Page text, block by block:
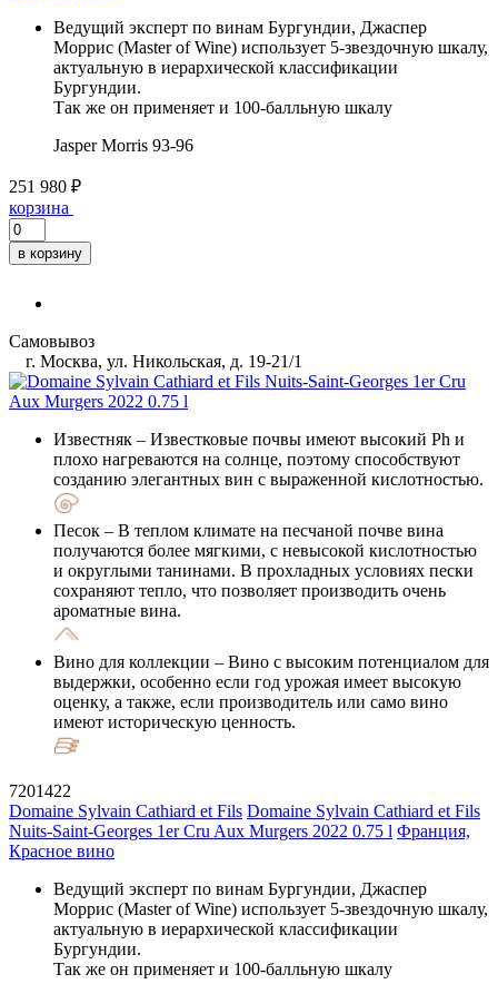
Ведущий эксперт по винам Бургундии, Джаспер
Моррис (Master of Wine) использует 5-звездочную шкалу,
актуальную в иерархической классификации
Бургундии.
Так же он применяет и 100-балльную шкалу
Jasper Morris 93-96
251 980 ₽
корзина
в корзину
Самовывоз
г. Москва, ул. Никольская, д. 19-21/1
Известняк – Известковые почвы имеют высокий Ph и
плохо нагреваются на солнце, поэтому способствуют
созданию элегантных вин с выраженной кислотностью.
Песок – В теплом климате на песчаной почве вина
получаются более мягкими, с невысокой кислотностью
и округлыми танинами. В прохладных условиях пески
сохраняют тепло, что позволяет производить очень
ароматные вина.
Вино для коллекции – Вино с высоким потенциалом для
выдержки, особенно если год урожая имеет высокую
оценку, а также, если производитель или само вино
имеют историческую ценность.
7201422
Domaine Sylvain Cathiard et Fils Domaine Sylvain Cathiard et Fils
Nuits-Saint-Georges 1er Cru Aux Murgers 2022 0.75 l Франция,
Красное вино
Ведущий эксперт по винам Бургундии, Джаспер
Моррис (Master of Wine) использует 5-звездочную шкалу,
актуальную в иерархической классификации
Бургундии.
Так же он применяет и 100-балльную шкалу